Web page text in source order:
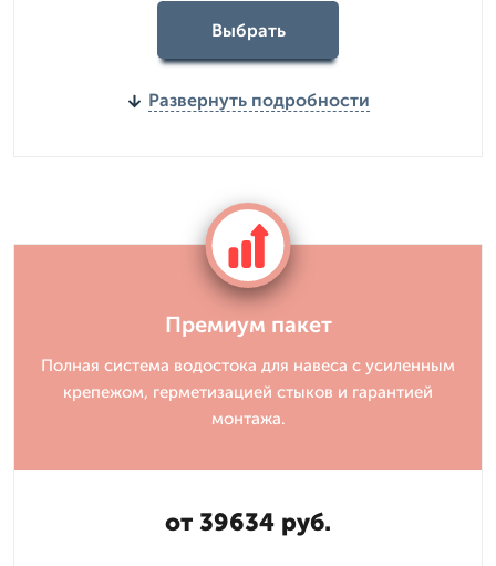
Выбрать
Развернуть подробности
Премиум пакет
Полная система водостока для навеса с усиленным
крепежом, герметизацией стыков и гарантией
монтажа.
от 39634 руб.